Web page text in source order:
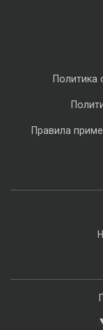
Политика
Правила